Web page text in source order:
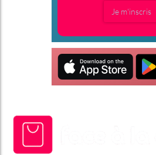
Je m'inscris